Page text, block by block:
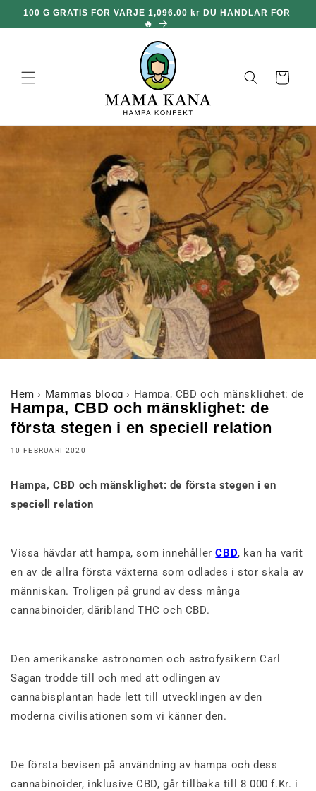
och gå
100 G GRATIS FÖR VARJE 1,096.00 kr DU HANDLAR FÖR
🔥
Korg
Hem › Mammas blogg › Hampa, CBD och mänsklighet: de
Hampa, CBD och mänsklighet: de
första stegen i en speciell relation
10 FEBRUARI 2020
Hampa, CBD och mänsklighet: de första stegen i en
speciell relation
Vissa hävdar att hampa, som innehållerCBD, kan ha varit
en av de allra första växterna som odlades i stor skala av
människan. Troligen på grund av dess många
cannabinoider, däribland THC och CBD.
Den amerikanske astronomen och astrofysikern Carl
Sagan trodde till och med att odlingen av
cannabisplantan hade lett till utvecklingen av den
moderna civilisationen som vi känner den.
De första bevisen på användning av hampa och dess
cannabinoider, inklusive CBD, går tillbaka till 8 000 f.Kr. i